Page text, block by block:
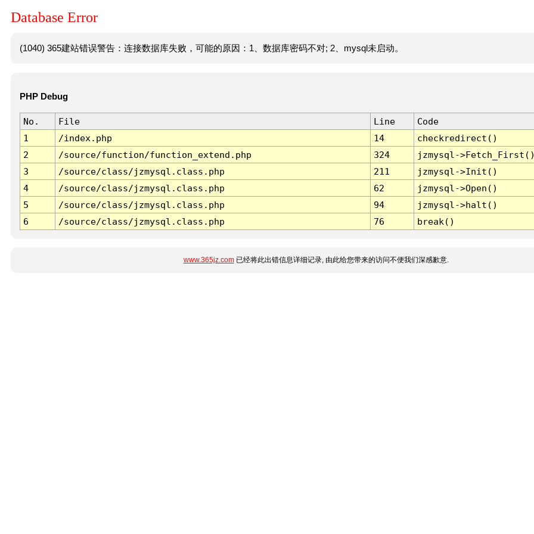
Database Error
(1040) 365建站错误警告：连接数据库失败，可能的原因：1、数据库密码不对; 2、mysql未启动。
PHP Debug
No. File Line
Code
1
/index.php 14
checkredirect()
2
/source/function/function_extend.php 324
jzmysql-
3
/source/class/jzmysql.class.php 211
jzmysql->Init()
4
/source/class/jzmysql.class.php 62
jzmysql->Open()
5
/source/class/jzmysql.class.php 94
jzmysql->halt()
6
/source/class/jzmysql.class.php 76 break()
www.365jz.com已经将此出错信息详细记录, 由此给您带来的访问不便我们深感歉意.